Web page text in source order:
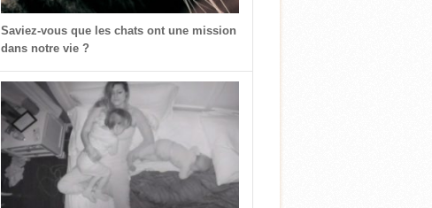
Saviez-vous que les chats ont une mission
dans notre vie ?